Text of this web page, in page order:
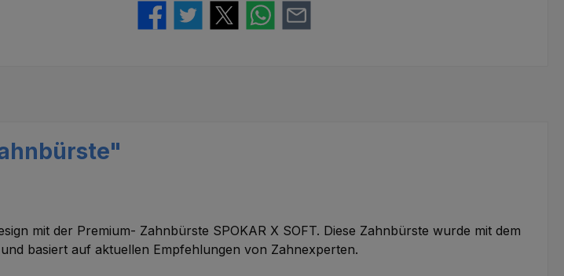
mit der Premium- Zahnbürste SPOKAR X SOFT. Diese Zahnbürste wurde mit dem
basiert auf aktuellen Empfehlungen von Zahnexperten.